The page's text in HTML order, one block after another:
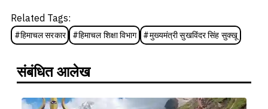
Related Tags:
#हिमाचल सरकार #हिमाचल शिक्षा विभाग #मुख्यमंत्री सुखविंदर सिंह सुक्खू
संबंधित आलेख